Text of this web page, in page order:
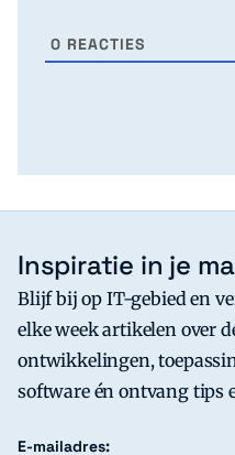
0 REACTIES
Inspiratie in je
Blijf bij op IT-gebied en
elke week artikelen over
ontwikkelingen,
software én ontvang tips
E-mailadres: